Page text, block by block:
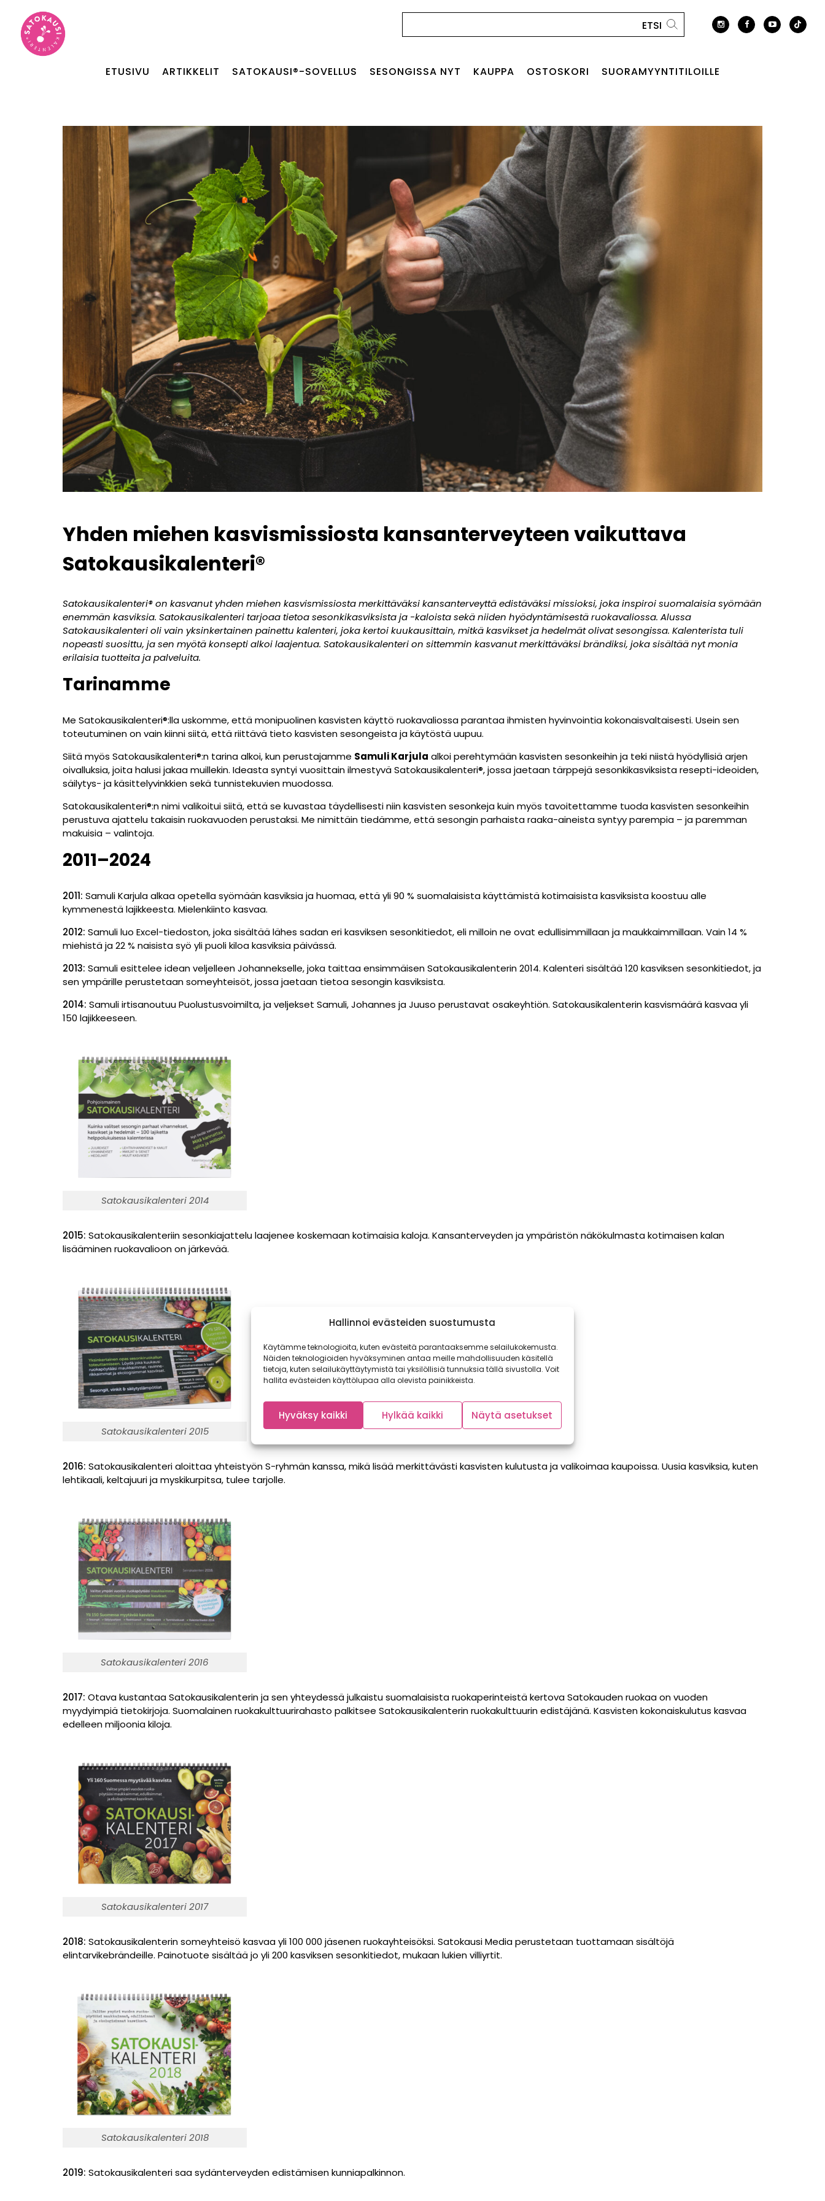
Hallinnoi evästeiden suostumusta
Käytämme teknologioita, kuten evästeitä parantaaksemme selailukokemusta.
Näiden teknologioiden hyväksyminen antaa meille mahdollisuuden käsitellä
tietoja, kuten selailukäyttäytymistä tai yksilöllisiä tunnuksia tällä sivustolla. Voit
hallita evästeiden käyttölupaa alla olevista painikkeista.
Hyväksy kaikki Hylkää kaikki Näytä asetukset
ETUSIVU ARTIKKELIT SATOKAUSI®-SOVELLUS SESONGISSA NYT KAUPPA OSTOSKORI SUORAMYYNTITILOILLE
Yhden miehen kasvismissiosta kansanterveyteen vaikuttava
Satokausikalenteri®
Satokausikalenteri® on kasvanut yhden miehen kasvismissiosta merkittäväksi kansanterveyttä edistäväksi missioksi, joka inspiroi suomalaisia syömään
enemmän kasviksia. Satokausikalenteri tarjoaa tietoa sesonkikasviksista ja -kaloista sekä niiden hyödyntämisestä ruokavaliossa. Alussa
Satokausikalenteri oli vain yksinkertainen painettu kalenteri, joka kertoi kuukausittain, mitkä kasvikset ja hedelmät olivat sesongissa. Kalenterista tuli
nopeasti suosittu, ja sen myötä konsepti alkoi laajentua. Satokausikalenteri on sittemmin kasvanut merkittäväksi brändiksi, joka sisältää nyt monia
erilaisia tuotteita ja palveluita.
Tarinamme
Me Satokausikalenteri®:lla uskomme, että monipuolinen kasvisten käyttö ruokavaliossa parantaa ihmisten hyvinvointia kokonaisvaltaisesti. Usein sen
toteutuminen on vain kiinni siitä, että riittävä tieto kasvisten sesongeista ja käytöstä uupuu.
Siitä myös Satokausikalenteri®:n tarina alkoi, kun perustajamme Samuli Karjula alkoi perehtymään kasvisten sesonkeihin ja teki niistä hyödyllisiä arjen
oivalluksia, joita halusi jakaa muillekin. Ideasta syntyi vuosittain ilmestyvä Satokausikalenteri®, jossa jaetaan tärppejä sesonkikasviksista resepti-ideoiden,
säilytys- ja käsittelyvinkkien sekä tunnistekuvien muodossa.
Satokausikalenteri®:n nimi valikoitui siitä, että se kuvastaa täydellisesti niin kasvisten sesonkeja kuin myös tavoitettamme tuoda kasvisten sesonkeihin
perustuva ajattelu takaisin ruokavuoden perustaksi. Me nimittäin tiedämme, että sesongin parhaista raaka-aineista syntyy parempia – ja paremman
makuisia – valintoja.
2011–2024
2011: Samuli Karjula alkaa opetella syömään kasviksia ja huomaa, että yli 90 % suomalaisista käyttämistä kotimaisista kasviksista koostuu alle
kymmenestä lajikkeesta. Mielenkiinto kasvaa.
2012: Samuli luo Excel-tiedoston, joka sisältää lähes sadan eri kasviksen sesonkitiedot, elimilloin ne ovat edullisimmillaan ja maukkaimmillaan. Vain 14 %
miehistä ja 22 % naisista syö yli puoli kiloa kasviksia päivässä.
2013: Samuli esittelee idean veljelleen Johannekselle, joka taittaa ensimmäisen Satokausikalenterin 2014. Kalenteri sisältää 120 kasviksen sesonkitiedot, ja
sen ympärille perustetaan someyhteisöt, jossa jaetaan tietoa sesongin kasviksista.
2014: Samuli irtisanoutuu Puolustusvoimilta, ja veljekset Samuli, Johannes ja Juuso perustavat osakeyhtiön. Satokausikalenterin kasvismäärä kasvaa yli
150 lajikkeeseen.
Satokausikalenteri 2014
2015: Satokausikalenteriin sesonkiajattelu laajenee koskemaan kotimaisia kaloja. Kansanterveyden ja ympäristön näkökulmasta kotimaisen kalan
lisääminen ruokavalioon on järkevää.
Satokausikalenteri 2015
2016: Satokausikalenteri aloittaa yhteistyön S-ryhmän kanssa, mikä lisää merkittävästi kasvisten kulutusta ja valikoimaa kaupoissa. Uusia kasviksia, kuten
lehtikaali, keltajuuri ja myskikurpitsa, tulee tarjolle.
Satokausikalenteri 2016
2017: Otava kustantaa Satokausikalenterin ja sen yhteydessä julkaistu suomalaisista ruokaperinteistä kertova Satokauden ruokaa on vuoden
myydyimpiä tietokirjoja. Suomalainen ruokakulttuurirahasto palkitsee Satokausikalenterin ruokakulttuurin edistäjänä. Kasvisten kokonaiskulutus kasvaa
edelleen miljoonia kiloja.
Satokausikalenteri 2017
2018: Satokausikalenterin someyhteisö kasvaa yli 100 000 jäsenen ruokayhteisöksi. Satokausi Media perustetaan tuottamaan sisältöjä
elintarvikebrändeille. Painotuote sisältää jo yli 200 kasviksen sesonkitiedot, mukaan lukien villiyrtit.
Satokausikalenteri 2018
2019: Satokausikalenteri saa sydänterveyden edistämisen kunniapalkinnon.